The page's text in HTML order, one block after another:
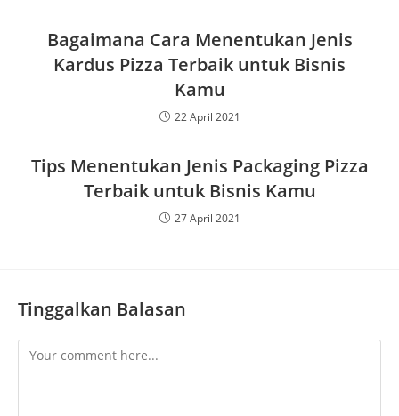
Bagaimana Cara Menentukan Jenis
Kardus Pizza Terbaik untuk Bisnis
Kamu
22 April 2021
Tips Menentukan Jenis Packaging Pizza
Terbaik untuk Bisnis Kamu
27 April 2021
Tinggalkan Balasan